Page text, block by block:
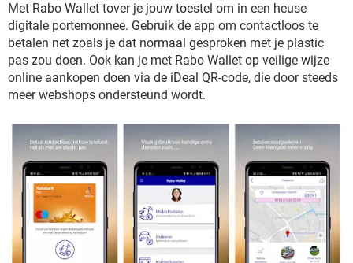
Met Rabo Wallet tover je jouw toestel om in een heuse
digitale portemonnee. Gebruik de app om contactloos te
betalen net zoals je dat normaal gesproken met je plastic
pas zou doen. Ook kan je met Rabo Wallet op veilige wijze
online aankopen doen via de iDeal QR-code, die door steeds
meer webshops ondersteund wordt.